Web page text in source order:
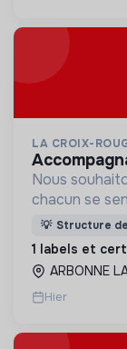
LA CROIX-
Nous
chacun se
nous
💡 Structure de
1 labels et
ARBONNE
Hier